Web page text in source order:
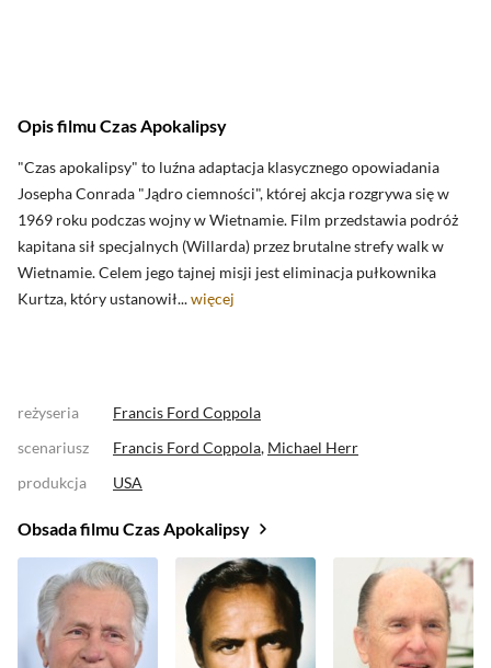
Opis filmu Czas Apokalipsy
"Czas apokalipsy" to luźna adaptacja klasycznego opowiadania
Josepha Conrada "Jądro ciemności", której akcja rozgrywa się w
1969 roku podczas wojny w Wietnamie. Film przedstawia podróż
kapitana sił specjalnych (Willarda) przez brutalne strefy walk w
Wietnamie. Celem jego tajnej misji jest eliminacja pułkownika
Kurtza, który ustanowił...więcej
reżyseria
Francis Ford Coppola
scenariusz
Francis Ford Coppola, Michael Herr
produkcja
USA
Obsada filmu Czas Apokalipsy